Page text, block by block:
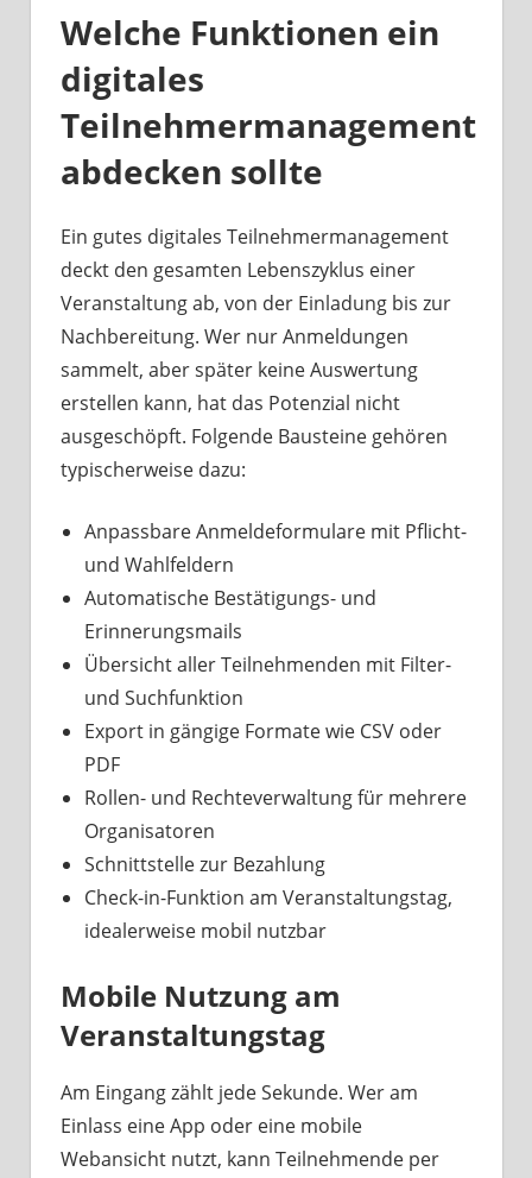
Welche Funktionen ein
digitales
Teilnehmermanagement
abdecken sollte
Ein gutes digitales Teilnehmermanagement
deckt den gesamten Lebenszyklus einer
Veranstaltung ab, von der Einladung bis zur
Nachbereitung. Wer nur Anmeldungen
sammelt, aber später keine Auswertung
erstellen kann, hat das Potenzial nicht
ausgeschöpft. Folgende Bausteine gehören
typischerweise dazu:
Anpassbare Anmeldeformulare mit Pflicht-
und Wahlfeldern
Automatische Bestätigungs- und
Erinnerungsmails
Übersicht aller Teilnehmenden mit Filter-
und Suchfunktion
Export in gängige Formate wie CSV oder
PDF
Rollen- und Rechteverwaltung für mehrere
Organisatoren
Schnittstelle zur Bezahlung
Check-in-Funktion am Veranstaltungstag,
idealerweise mobil nutzbar
Mobile Nutzung am
Veranstaltungstag
Am Eingang zählt jede Sekunde. Wer am
Einlass eine App oder eine mobile
Webansicht nutzt, kann Teilnehmende per